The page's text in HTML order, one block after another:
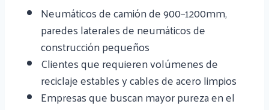
Neumáticos de camión de 900–1200mm,
paredes laterales de neumáticos de
construcción pequeños
Clientes que requieren volúmenes de
reciclaje estables y cables de acero limpios
Empresas que buscan mayor pureza en el